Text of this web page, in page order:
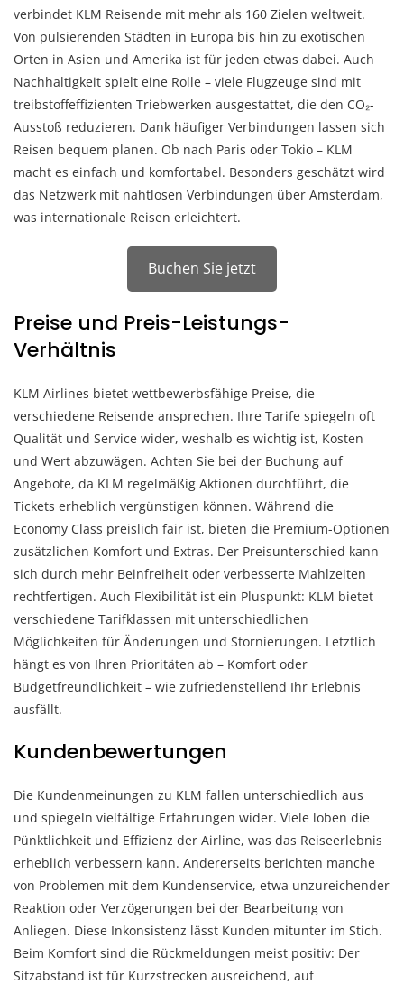
verbindet KLM Reisende mit mehr als 160 Zielen weltweit.
Von pulsierenden Städten in Europa bis hin zu exotischen
Orten in Asien und Amerika ist für jeden etwas dabei. Auch
Nachhaltigkeit spielt eine Rolle – viele Flugzeuge sind mit
treibstoffeffizienten Triebwerken ausgestattet, die den CO₂-
Ausstoß reduzieren. Dank häufiger Verbindungen lassen sich
Reisen bequem planen. Ob nach Paris oder Tokio – KLM
macht es einfach und komfortabel. Besonders geschätzt wird
das Netzwerk mit nahtlosen Verbindungen über Amsterdam,
was internationale Reisen erleichtert.
Buchen Sie jetzt
Preise und Preis-Leistungs-
Verhältnis
KLM Airlines bietet wettbewerbsfähige Preise, die
verschiedene Reisende ansprechen. Ihre Tarife spiegeln oft
Qualität und Service wider, weshalb es wichtig ist, Kosten
und Wert abzuwägen. Achten Sie bei der Buchung auf
Angebote, da KLM regelmäßig Aktionen durchführt, die
Tickets erheblich vergünstigen können. Während die
Economy Class preislich fair ist, bieten die Premium-Optionen
zusätzlichen Komfort und Extras. Der Preisunterschied kann
sich durch mehr Beinfreiheit oder verbesserte Mahlzeiten
rechtfertigen. Auch Flexibilität ist ein Pluspunkt: KLM bietet
verschiedene Tarifklassen mit unterschiedlichen
Möglichkeiten für Änderungen und Stornierungen. Letztlich
hängt es von Ihren Prioritäten ab – Komfort oder
Budgetfreundlichkeit – wie zufriedenstellend Ihr Erlebnis
ausfällt.
Kundenbewertungen
Die Kundenmeinungen zu KLM fallen unterschiedlich aus
und spiegeln vielfältige Erfahrungen wider. Viele loben die
Pünktlichkeit und Effizienz der Airline, was das Reiseerlebnis
erheblich verbessern kann. Andererseits berichten manche
von Problemen mit dem Kundenservice, etwa unzureichender
Reaktion oder Verzögerungen bei der Bearbeitung von
Anliegen. Diese Inkonsistenz lässt Kunden mitunter im Stich.
Beim Komfort sind die Rückmeldungen meist positiv: Der
Sitzabstand ist für Kurzstrecken ausreichend, auf